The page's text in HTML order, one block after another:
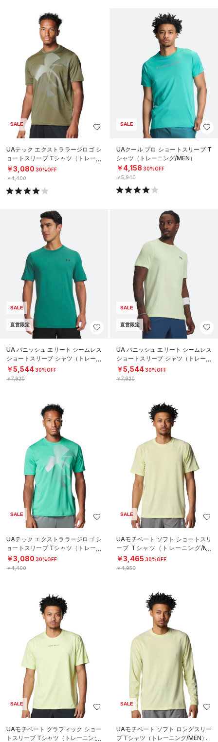
SALE
UAテック エクストララージロゴ シ
ョートスリーブ Tシャツ（トレーニ
ング/MEN）
￥3,080 30%OFF
￥4,400
SALE
UAクール プロ ショートスリーブ T
シャツ（トレーニング/MEN）
￥4,158 30%OFF
￥5,940
SALE
直営限定
UA バニッシュ エリート シームレス
ショートスリーブ シャツ（トレーニ
ング/MEN）
￥5,54430%OFF
￥7,920
SALE
直営限定
UA バニッシュ エリート シームレス
ショートスリーブ シャツ（トレーニ
ング/MEN）
￥5,54430%OFF
￥7,920
SALE
UAテック エクストララージロゴ シ
ョートスリーブ Tシャツ（トレーニ
ング/MEN）
￥3,080 30%OFF
￥4,400
SALE
UAモチベート ソフト ショートスリ
ーブ Tシャツ（トレーニング/ME
N）
￥3,465 30%OFF
￥4,950
SALE
UAモチベート グラフィック ショー
トスリーブ Tシャツ（トレーニング/
SALE
UAモチベート ソフト ロングスリー
ブ Tシャツ（トレーニング/MEN）